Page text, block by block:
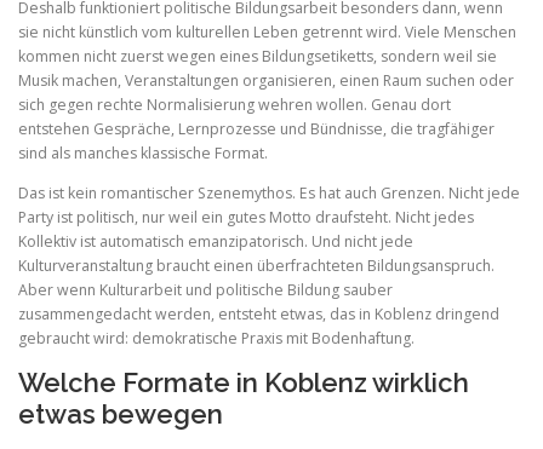
Deshalb funktioniert politische Bildungsarbeit besonders dann, wenn
sie nicht künstlich vom kulturellen Leben getrennt wird. Viele Menschen
kommen nicht zuerst wegen eines Bildungsetiketts, sondern weil sie
Musik machen, Veranstaltungen organisieren, einen Raum suchen oder
sich gegen rechte Normalisierung wehren wollen. Genau dort
entstehen Gespräche, Lernprozesse und Bündnisse, die tragfähiger
sind als manches klassische Format.
Das ist kein romantischer Szenemythos. Es hat auch Grenzen. Nicht jede
Party ist politisch, nur weil ein gutes Motto draufsteht. Nicht jedes
Kollektiv ist automatisch emanzipatorisch. Und nicht jede
Kulturveranstaltung braucht einen überfrachteten Bildungsanspruch.
Aber wenn Kulturarbeit und politische Bildung sauber
zusammengedacht werden, entsteht etwas, das in Koblenz dringend
gebraucht wird: demokratische Praxis mit Bodenhaftung.
Welche Formate in Koblenz wirklich
etwas bewegen